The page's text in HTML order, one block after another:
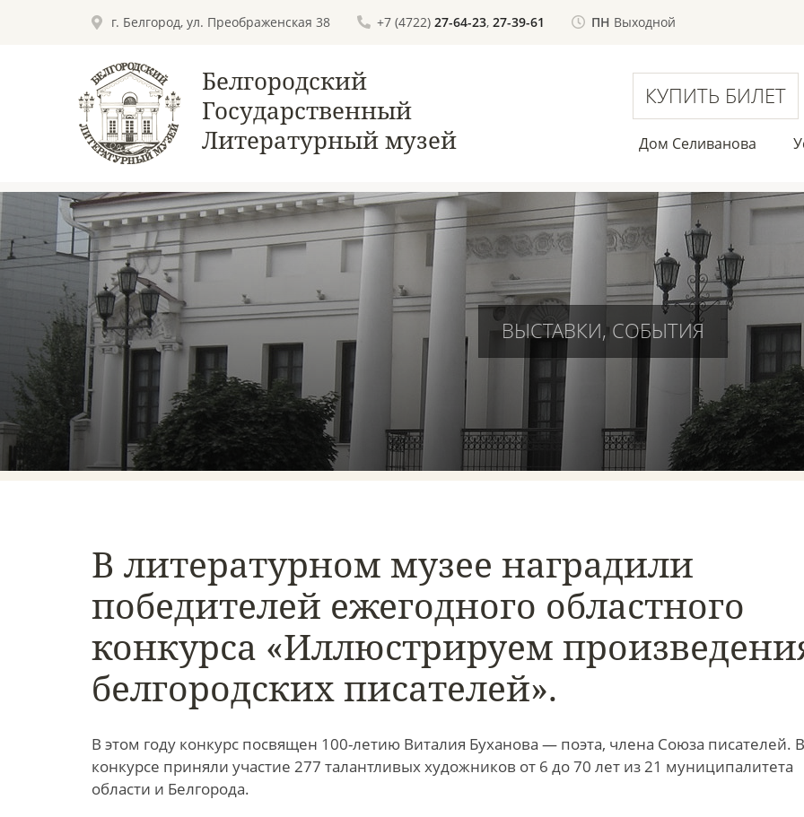
г. Белгород, ул. Преображенская 38 +7 (4722) 27-64-23, 27-39-61 ПН Выходной
Белгородский
Государственный
Литературный музей
КУПИТЬ БИЛЕТ
Дом Селиванова
ВЫСТАВКИ, СОБЫТИЯ
В литературном музее наградили
победителей ежегодного областного
конкурса «Иллюстрируем
белгородских писателей».
В этом году конкурс посвящен 100-летию Виталия Буханова — поэта, члена Союза писателей. В
конкурсе приняли участие 277 талантливых художников от 6 до 70 лет из 21 муниципалитета
области и Белгорода.